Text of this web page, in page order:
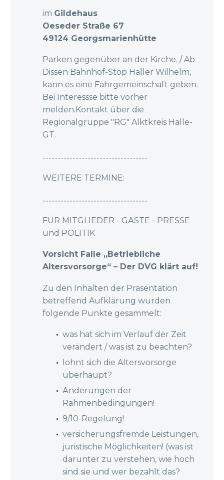
im Gildehaus
Oeseder Straße 67
49124 Georgsmarienhütte
Parken gegenüber an der Kirche. / Ab
Dissen Bahnhof-Stop Haller Wilhelm,
kann es eine Fahrgemeinschaft geben.
Bei Interessse bitte vorher
melden.Kontakt über die
Regionalgruppe "RG" Alktkreis Halle-
GT.
......................................................................
WEITERE TERMINE:
......................................................................
FÜR MITGLIEDER - GÄSTE - PRESSE
und POLITIK
Vorsicht Falle „Betriebliche
Altersvorsorge“ – Der DVG klärt auf!
Zu den Inhalten der Präsentation
betreffend Aufklärung wurden
folgende Punkte gesammelt:
was hat sich im Verlauf der Zeit
verändert / was ist zu beachten?
lohnt sich die Altersvorsorge
überhaupt?
Änderungen der
Rahmenbedingungen!
9/10-Regelung!
versicherungsfremde Leistungen,
juristische Möglichkeiten! (was ist
darunter zu verstehen, wie hoch
sind sie und wer bezahlt das?